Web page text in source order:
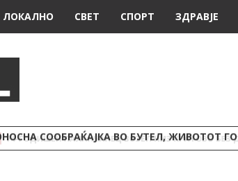
ЛОКАЛНО СВЕТ СПОРТ ЗДРАВЈЕ
СООБРАЌАЈКА ВО БУТЕЛ, ЖИВОТОТ